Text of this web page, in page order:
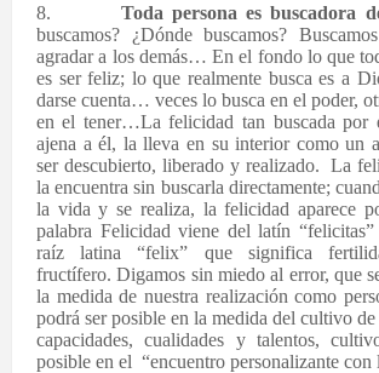
8. Toda persona es buscadora
buscamos? ¿Dónde buscamos?
agradar a los demás… En el fondo lo que
es ser feliz; lo que realmente busca es a
darse cuenta… veces lo busca en el poder,
en el tener…La felicidad tan buscada por
ajena a él, la lleva en su interior como un
ser descubierto, liberado y realizado. La
la encuentra sin buscarla directamente;
la vida y se realiza, la felicidad aparece
palabra Felicidad viene del latín
raíz latina “felix” que significa
fructífero. Digamos sin miedo al error, que
la medida de nuestra realización como
podrá ser posible en la medida del cultivo de
capacidades, cualidades y talentos,
posible en el “encuentro personalizante con